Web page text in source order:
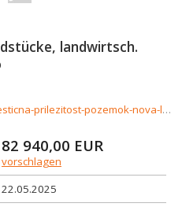
landwirtsch.
http://www.adrireal.sk/predaj-investicna-prilezitost-pozemok-nova-lesna-8044-m2-905194
82 940,00 EUR
vorschlagen
22.05.2025